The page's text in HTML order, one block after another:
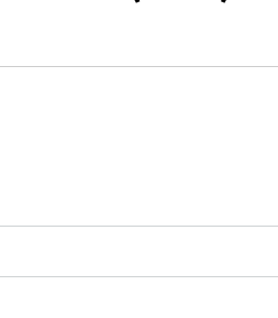
통하기가 매우 어려워" 취
며 폭염 잠시 꺾인다"
공산주의가 최대 위협"